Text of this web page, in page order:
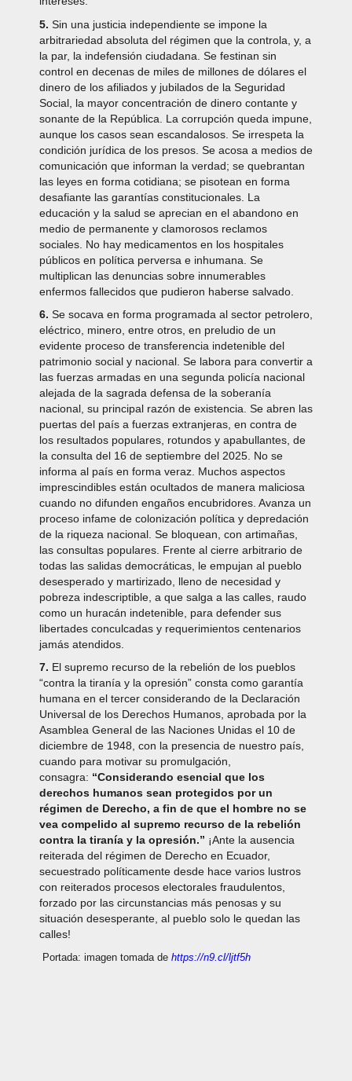
5. Sin una justicia independiente se impone la
arbitrariedad absoluta del régimen que la controla, y, a
la par, la indefensión ciudadana. Se festinan sin
control en decenas de miles de millones de dólares el
dinero de los afiliados y jubilados de la Seguridad
Social, la mayor concentración de dinero contante y
sonante de la República. La corrupción queda impune,
aunque los casos sean escandalosos. Se irrespeta la
condición jurídica de los presos. Se acosa a medios de
comunicación que informan la verdad; se quebrantan
las leyes en forma cotidiana; se pisotean en forma
desafiante las garantías constitucionales. La
educación y la salud se aprecian en el abandono en
medio de permanente y clamorosos reclamos
sociales. No hay medicamentos en los hospitales
públicos en política perversa e inhumana. Se
multiplican las denuncias sobre innumerables
enfermos fallecidos que pudieron haberse salvado.
6. Se socava en forma programada al sector petrolero,
eléctrico, minero, entre otros, en preludio de un
evidente proceso de transferencia indetenible del
patrimonio social y nacional. Se labora para convertir a
las fuerzas armadas en una segunda policía nacional
alejada de la sagrada defensa de la soberanía
nacional, su principal razón de existencia. Se abren las
puertas del país a fuerzas extranjeras, en contra de
los resultados populares, rotundos y apabullantes, de
la consulta del 16 de septiembre del 2025. No se
informa al país en forma veraz. Muchos aspectos
imprescindibles están ocultados de manera maliciosa
cuando no difunden engaños encubridores. Avanza un
proceso infame de colonización política y depredación
de la riqueza nacional. Se bloquean, con artimañas,
las consultas populares. Frente al cierre arbitrario de
todas las salidas democráticas, le empujan al pueblo
desesperado y martirizado, lleno de necesidad y
pobreza indescriptible, a que salga a las calles, raudo
como un huracán indetenible, para defender sus
libertades conculcadas y requerimientos centenarios
jamás atendidos.
7. El supremo recurso de la rebelión de los pueblos
“contra la tiranía y la opresión” consta como garantía
humana en el tercer considerando de la Declaración
Universal de los Derechos Humanos, aprobada por la
Asamblea General de las Naciones Unidas el 10 de
diciembre de 1948, con la presencia de nuestro país,
cuando para motivar su promulgación,
consagra: “Considerando esencial que los
derechos humanos sean protegidos por un
régimen de Derecho, a fin de que el hombre no se
vea compelido al supremo recurso de la rebelión
contra la tiranía y la opresión.” ¡Ante la ausencia
reiterada del régimen de Derecho en Ecuador,
secuestrado políticamente desde hace varios lustros
con reiterados procesos electorales fraudulentos,
forzado por las circunstancias más penosas y su
situación desesperante, al pueblo solo le quedan las
calles!
Portada: imagen tomada de https://n9.cl/ljtf5h